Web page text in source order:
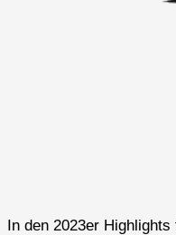
In den 2023er